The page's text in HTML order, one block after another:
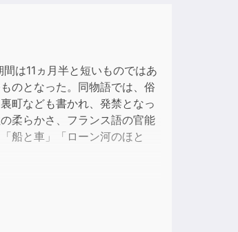
は11ヵ月半と短いものではあ
のとなった。同物語では、俗
町なども書かれ、発禁となっ
柔らかさ、フランス語の官能
船と車」「ローン河のほと